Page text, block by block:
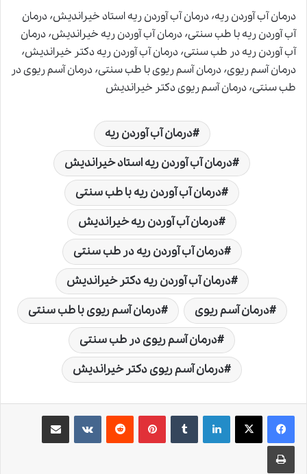
درمان آب آوردن ریه٬ درمان آب آوردن ریه استاد خیراندیش٬ درمان
آب آوردن ریه با طب سنتی٬ درمان آب آوردن ریه خیراندیش٬ درمان
آب آوردن ریه در طب سنتی٬ درمان آب آوردن ریه دکتر خیراندیش٬
درمان آسم ریوی٬ درمان آسم ریوی با طب سنتی٬ درمان آسم ریوی در
طب سنتی٬ درمان آسم ریوی دکتر خیراندیش
درمان آب آوردن ریه
درمان آب آوردن ریه استاد خیراندیش
درمان آب آوردن ریه با طب سنتی
درمان آب آوردن ریه خیراندیش
درمان آب آوردن ریه در طب سنتی
درمان آب آوردن ریه دکتر خیراندیش
درمان آسم ریوی
درمان آسم ریوی با طب سنتی
درمان آسم ریوی در طب سنتی
درمان آسم ریوی دکتر خیراندیش
لینکدین ‫تامبلر ‫پین‌ترست‫رددیت ‫VKontakteاشتراک گذاری از طریق ایمیل
چاپ